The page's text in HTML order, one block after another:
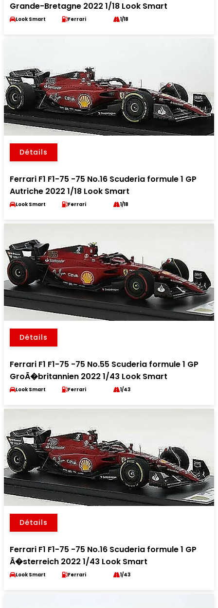
Grande-Bretagne 2022 1/18 Look Smart
Look Smart Ferrari 1/18
Détails
Ferrari F1 F1-75 -75 No.16 Scuderia formule 1 GP
Autriche 2022 1/18 Look Smart
Look Smart Ferrari 1/18
Détails
Ferrari F1 F1-75 -75 No.55 Scuderia formule 1 GP
GroÃ�britannien 2022 1/43 Look Smart
Look Smart Ferrari 1/43
Détails
Ferrari F1 F1-75 -75 No.16 Scuderia formule 1 GP
Ã�sterreich 2022 1/43 Look Smart
Look Smart Ferrari 1/43